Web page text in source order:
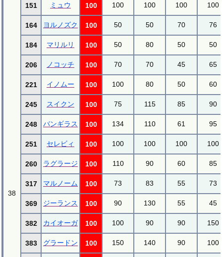
38
151 ミュウ 100 100 100 100 100
164 ヨルノズク 100 50 50 70 76
184 マリルリ 100 50 80 50 50
206 ノコッチ 100 70 70 45 65
221 イノムー 100 100 80 50 60
245 スイクン 100 75 115 85 90
248 バンギラス 100 134 110 61 95
251 セレビィ 100 100 100 100 100
260 ラグラージ 100 110 90 60 85
317 マルノーム 100 73 83 55 73
369 ジーランス 100 90 130 55 45
382 カイオーガ 100 100 90 90 150
383 グラードン 100 150 140 90 100